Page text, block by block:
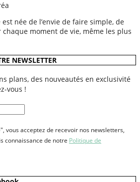
née de l’envie de faire simple, de
moment de vie, même les plus
NEWSLETTER
plans, des nouveautés en exclusivité
vous !
vous acceptez de recevoir nos newsletters,
connaissance de notre Politique de